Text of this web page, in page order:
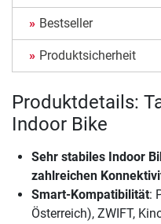
Bestseller
Produktsicherheit
Produktdetails:
Indoor Bike
Sehr stabiles Indoor
zahlreichen
Smart-Kompatibilität:
Österreich), ZWIFT,